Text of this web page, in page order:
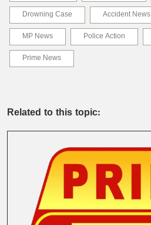
Drowning Case
Accident News
MP News
Police Action
Prime News
Related to this topic: